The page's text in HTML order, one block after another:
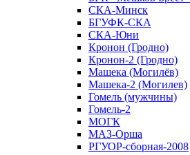
СКА-Минск
БГУФК-СКА
СКА-Юни
Кронон (Гродно)
Кронон-2 (Гродно)
Машека (Могилёв)
Машека-2 (Могилев)
Гомель (мужчины)
Гомель-2
МОГК
МАЗ-Орша
РГУОР-сборная-2008